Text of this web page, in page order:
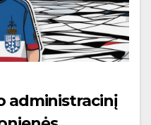
administracinį